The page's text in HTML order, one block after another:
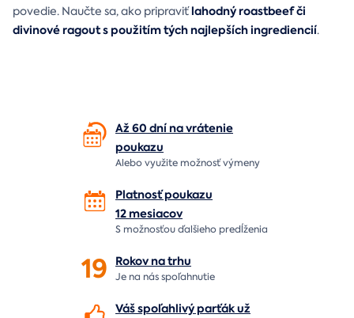
povedie. Naučte sa, ako pripraviťlahodný roastbeef či
divinové ragout s použitím tých najlepších ingrediencií.
Až 60 dní na vrátenie
poukazu
Alebo využite možnosť výmeny
Platnosť poukazu
12 mesiacov
S možnosťou ďalšieho predĺženia
19 Rokov natrhu
Je na násspoľahnutie
Váš spoľahlivý parťák už